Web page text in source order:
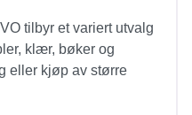
tilbyr et variert utvalg
klær, bøker og
eller kjøp av større